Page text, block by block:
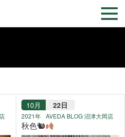
10月 22日
2021年 AVEDA BLOG 沼津大岡店
秋色🐿